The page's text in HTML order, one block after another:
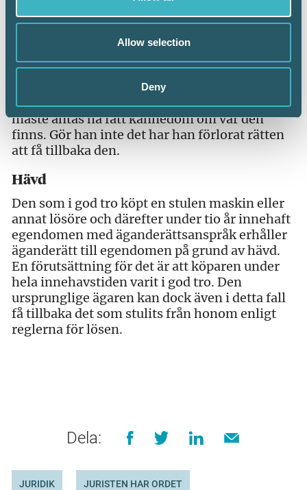
Allow selection
Deny
att köparen gjort ett giltigt godtrosförvärv har
dock rätt att få tillbaka den mot lösen.
utgifter för den köpta maskinen. Den som vill
lösa till sig maskinen ska kräva att få göra det
inom sex månader från det att han fick eller
måste antas ha fått kännedom om var den
finns. Gör han inte det har han förlorat rätten
att få tillbaka den.
Hävd
Den som i god tro köpt en stulen maskin eller
annat lösöre och därefter under tio år innehaft
egendomen med äganderättsanspråk erhåller
äganderätt till egendomen på grund av hävd.
En förutsättning för det är att köparen under
hela innehavstiden varit i god tro. Den
ursprunglige ägaren kan dock även i detta fall
få tillbaka det som stulits från honom enligt
reglerna för lösen.
Dela:
JURIDIK JURISTEN HAR ORDET